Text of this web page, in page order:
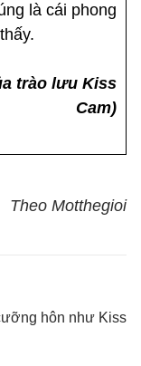
là cái phong
trào lưu Kiss
Cam)
Theo Motthegioi
hôn như Kiss